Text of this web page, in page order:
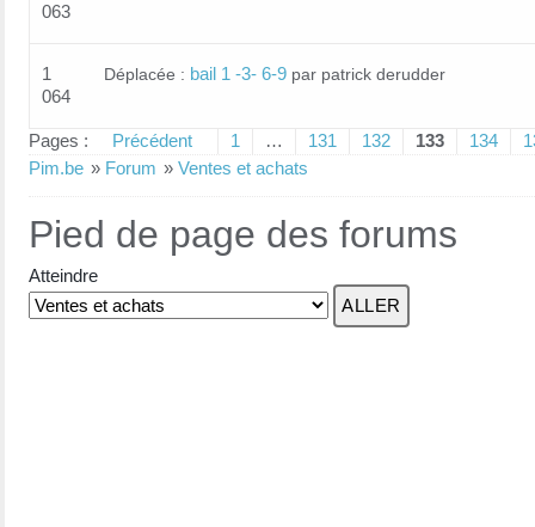
063
1
064
Déplacée : bail 1 -3- 6-9 par patrick derudder
Pages : Précédent 1 … 131 132 133 134
Pim.be » Forum » Ventes et achats
Pied de page des forums
Atteindre